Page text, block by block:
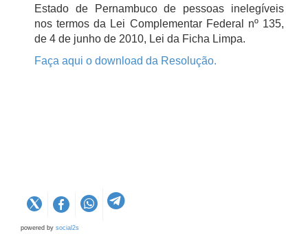
Estado de Pernambuco de pessoas inelegíveis
nos termos da Lei Complementar Federal nº 135,
de 4 de junho de 2010, Lei da Ficha Limpa.
Faça aqui o download da Resolução.
powered by social2s